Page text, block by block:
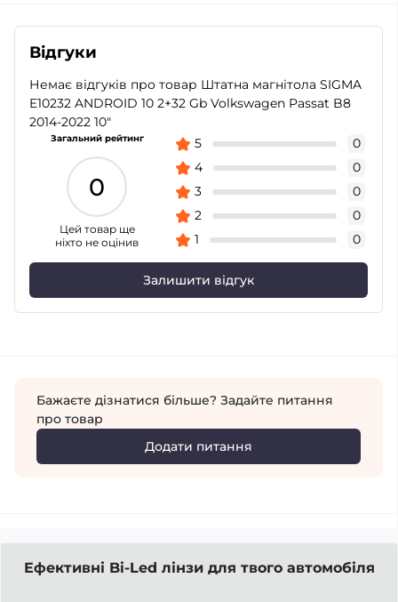
Відгуки
Немає відгуків про товар Штатна магнітола SIGMA
E10232 ANDROID 10 2+32 Gb Volkswagen Passat B8
2014-2022 10"
Загальний рейтинг
0
Цей товар ще
ніхто не оцінив
5
0
4
0
3
0
2
0
1
0
Залишити відгук
Бажаєте дізнатися більше? Задайте питання
про товар
Додати питання
Ефективні Bi-Led лінзи для твого автомобіля